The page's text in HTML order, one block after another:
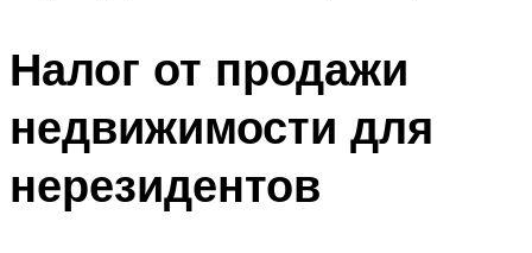
Налог от продажи
недвижимости для
нерезидентов